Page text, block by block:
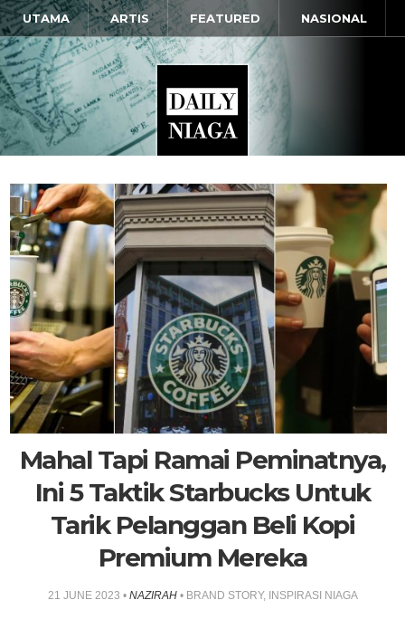
UTAMA ARTIS FEATURED NASIONAL
Mahal Tapi Ramai Peminatnya,
Ini 5 Taktik Starbucks Untuk
Tarik Pelanggan Beli Kopi
Premium Mereka
21 JUNE 2023 • NAZIRAH• BRAND STORY, INSPIRASI NIAGA